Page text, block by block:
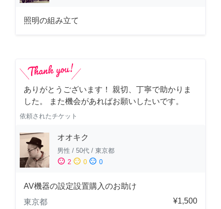
照明の組み立て
ありがとうございます！ 親切、丁寧で助かりま
した。 また機会があればお願いしたいです。
依頼されたチケット
オオキク
男性 / 50代 / 東京都
sentiment_satisfied 2 sentiment_neutral 0 sentiment_dissatisfied 0
AV機器の設定設置購入のお助け
東京都
¥1,500